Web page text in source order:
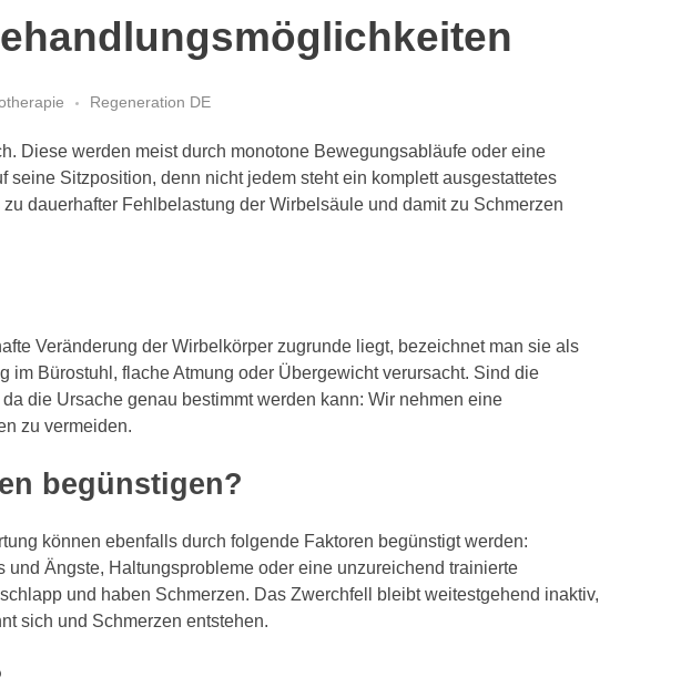
Regeneration DE
Diese werden meist durch monotone Bewegungsabläufe oder eine
Sitzposition, denn nicht jedem steht ein komplett ausgestattetes
dauerhafter Fehlbelastung der Wirbelsäule und damit zu Schmerzen
Veränderung der Wirbelkörper zugrunde liegt, bezeichnet man sie als
Bürostuhl, flache Atmung oder Übergewicht verursacht. Sind die
die Ursache genau bestimmt werden kann: Wir nehmen eine
zu vermeiden.
begünstigen?
können ebenfalls durch folgende Faktoren begünstigt werden:
Ängste, Haltungsprobleme oder eine unzureichend trainierte
und haben Schmerzen. Das Zwerchfell bleibt weitestgehend inaktiv,
sich und Schmerzen entstehen.